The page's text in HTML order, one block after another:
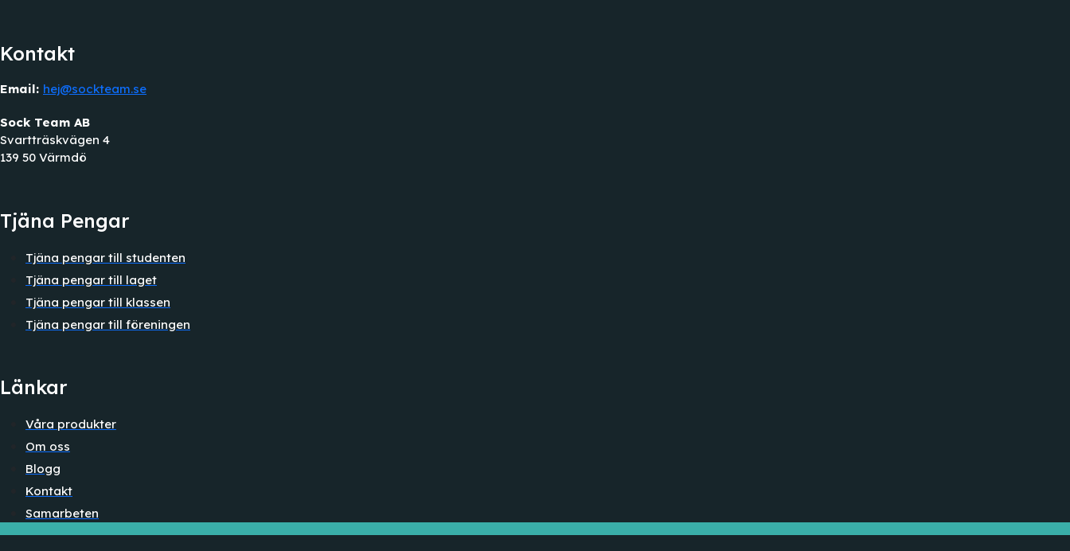
Kontakt
Email: hej@sockteam.se
Sock Team AB
Svartträskvägen 4
139 50 Värmdö
Tjäna Pengar
Tjäna pengar till studenten
Tjäna pengar till laget
Tjäna pengar till klassen
Tjäna pengar till föreningen
Länkar
Våra produkter
Om oss
Blogg
Kontakt
Samarbeten